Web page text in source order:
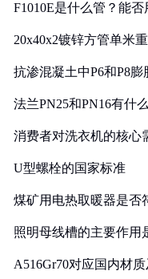
F1010E是什么管？能否
20x40x2镀锌方管单米
抗渗混凝土中P6和P8
法兰PN25和PN16有什
消费者对洗衣机的核心
U型螺栓的国家标准
煤矿用电热取暖器是否
照明母线槽的主要作用
A516Gr70对应国内材